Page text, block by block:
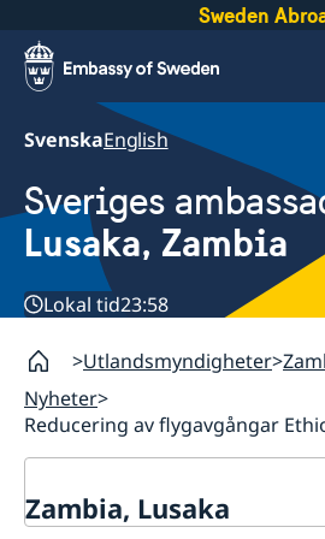
Sweden
SvenskaEnglish
Sveriges
Lusaka, Zambia
Lokal tid23:58
Utlandsmyndigheter
Nyheter
Reducering av flygavgångar
Zambia, Lusaka